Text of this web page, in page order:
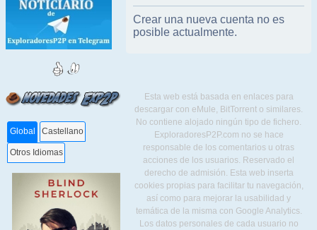
Global Castellano
Otros Idiomas
Crear una nueva cuenta no es
posible actualmente.
Esta web está basada en enlaces para
descargar con eMule, BitTorrent o similares.
No contiene alojado ningún tipo de fichero.
ExploradoresP2P.com no se hace
responsable de los comentarios u otras
acciones de los usuarios. Reservado el
derecho de admisión. Esta web inserta
cookies propias para facilitar tu navegación,
así como para mejorar la usabilidad y
temática de la misma con Google Analytics.
Los datos personales de cada usuario no